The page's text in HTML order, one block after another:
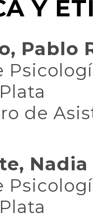
Y
Pablo
de
Nadia